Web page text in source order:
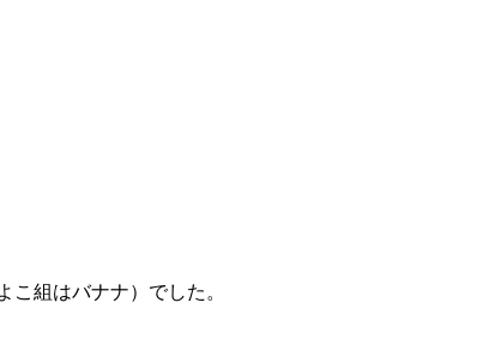
こ組はバナナ）でした。